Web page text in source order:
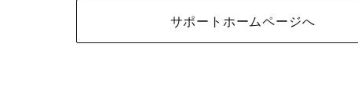
サポートホームページへ